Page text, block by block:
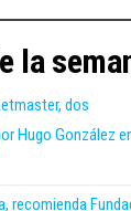
la
dos
Hugo González
recomienda